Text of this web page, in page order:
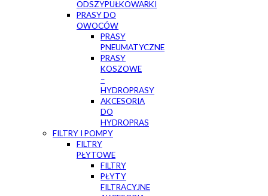
ODSZYPUŁKOWARKI
PRASY DO
OWOCÓW
PRASY
PNEUMATYCZNE
PRASY
KOSZOWE
–
HYDROPRASY
AKCESORIA
DO
HYDROPRAS
FILTRY I POMPY
FILTRY
PŁYTOWE
FILTRY
PŁYTY
FILTRACYJNE